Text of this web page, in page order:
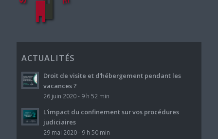
ACTUALITÉS
Droit de visite et d’hébergement pendant les
vacances ?
26 juin 2020 - 9 h 52 min
L’impact du confinement sur vos procédures
judiciaires
29 mai 2020 - 9 h 50 min